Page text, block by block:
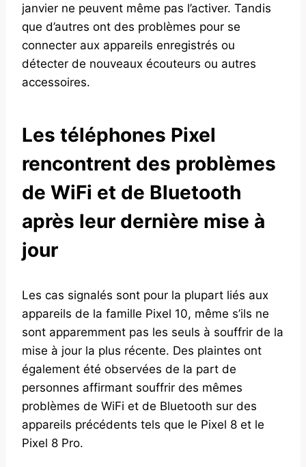
janvier ne peuvent même pas l’activer. Tandis
que d’autres ont des problèmes pour se
connecter aux appareils enregistrés ou
détecter de nouveaux écouteurs ou autres
accessoires.
Les téléphones Pixel
rencontrent des problèmes
de WiFi et de Bluetooth
après leur dernière mise à
jour
Les cas signalés sont pour la plupart liés aux
appareils de la famille Pixel 10, même s’ils ne
sont apparemment pas les seuls à souffrir de la
mise à jour la plus récente. Des plaintes ont
également été observées de la part de
personnes affirmant souffrir des mêmes
problèmes de WiFi et de Bluetooth sur des
appareils précédents tels que le Pixel 8 et le
Pixel 8 Pro.